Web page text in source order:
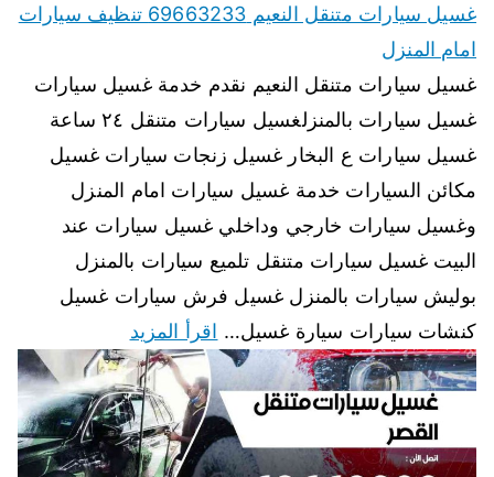
غسيل سيارات متنقل النعيم 69663233 تنظيف سيارات
امام المنزل
غسيل سيارات متنقل النعيم نقدم خدمة غسيل سيارات
غسيل سيارات بالمنزلغسيل سيارات متنقل ٢٤ ساعة
غسيل سيارات ع البخار غسيل زنجات سيارات غسيل
مكائن السيارات خدمة غسيل سيارات امام المنزل
وغسيل سيارات خارجي وداخلي غسيل سيارات عند
البيت غسيل سيارات متنقل تلميع سيارات بالمنزل
بوليش سيارات بالمنزل غسيل فرش سيارات غسيل
كنشات سيارات سيارة غسيل… اقرأ المزيد